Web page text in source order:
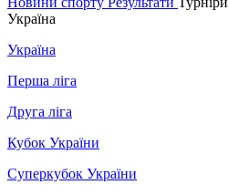
Україна
Україна
Перша ліга
Друга ліга
Кубок України
Суперкубок України